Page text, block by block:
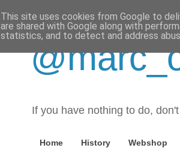
If you have nothing to do,
Home History Webshop
This site uses cookies from Google to
are shared with Google along with
statistics, and to detect and address